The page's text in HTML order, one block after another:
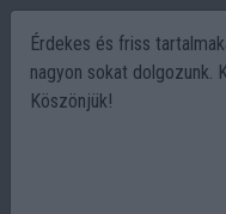
Érdekes és friss
nagyon sokat dolgozunk.
Köszönjük!